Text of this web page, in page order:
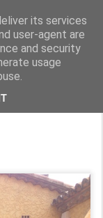
its services
user-agent are
and security
usage
francesca@cit-consult.com
Tropez is